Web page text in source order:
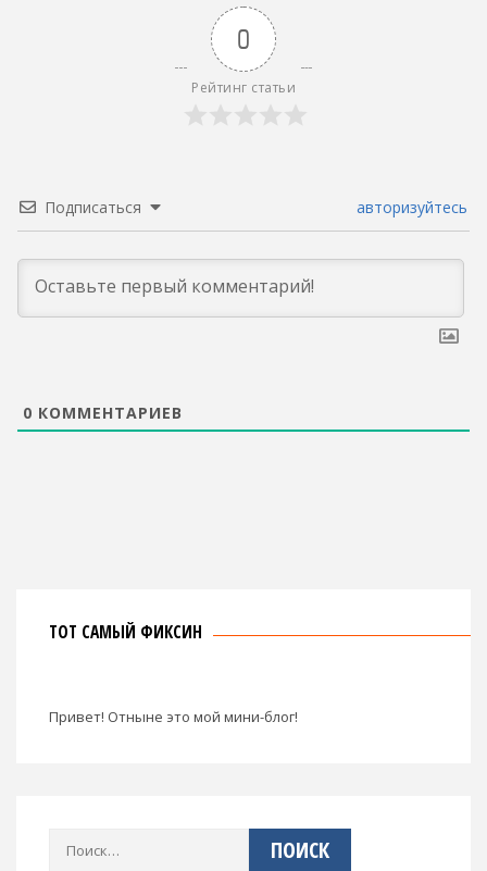
0
Рейтинг статьи
Подписаться авторизуйтесь
0 КОММЕНТАРИЕВ
ТОТ САМЫЙ ФИКСИН